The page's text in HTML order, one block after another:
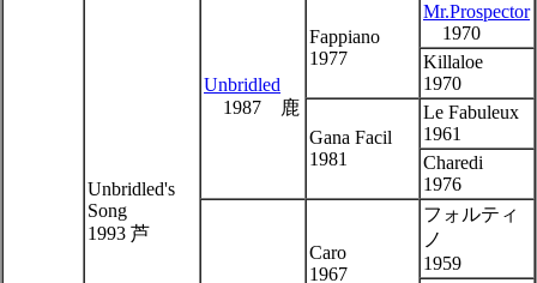
Unbridled's
Song
1993 芦
Unbridled
1987 鹿
Fappiano
1977
Mr.Prospector
1970
Killaloe
1970
Gana Facil
1981
Le Fabuleux
1961
Charedi
1976
Caro
1967
フォルティ
ノ
1959